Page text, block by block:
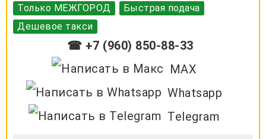
Только МЕЖГОРОД
Быстрая подача
Дешевое такси
☎ +7 (960) 850-88-33
MAX
Whatsapp
Telegram